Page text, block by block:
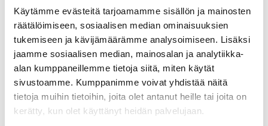
Käytämme evästeitä tarjoamamme sisällön ja mainosten
räätälöimiseen, sosiaalisen median ominaisuuksien
tukemiseen ja kävijämäärämme analysoimiseen. Lisäksi
jaamme sosiaalisen median, mainosalan ja analytiikka-
alan kumppaneillemme tietoja siitä, miten käytät
sivustoamme. Kumppanimme voivat yhdistää näitä
tietoja muihin tietoihin, joita olet antanut heille tai joita on
kerätty, kun olet käyttänyt heidän palvelujaan.
Tiimille tehdyt
lahjoitukset
Lahjoita ja liity tähän tiimiin